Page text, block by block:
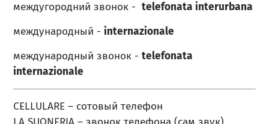
междугородний звонок -telefonata interurbana
международный - internazionale
международный звонок -telefonata
internazionale
CELLULARE – сотовый телефон